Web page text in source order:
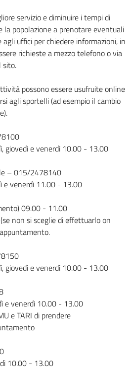
servizio e diminuire i tempi di
la popolazione a prenotare eventuali
agli uffici per chiedere informazioni, in
richieste a mezzo telefono o via
sito.
possono essere usufruite online
agli sportelli (ad esempio il cambio
giovedì e venerdì 10.00 - 13.00
– 015/2478140
e venerdì 11.00 - 13.00
09.00 - 11.00
non si sceglie di effettuarlo on
giovedì e venerdì 10.00 - 13.00
e venerdì 10.00 - 13.00
e TARI di prendere
10.00 - 13.00